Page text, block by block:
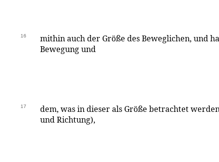
16
mithin auch der Größe des Beweglichen, und
Bewegung und
17
dem, was in dieser als Größe betrachtet
und Richtung),